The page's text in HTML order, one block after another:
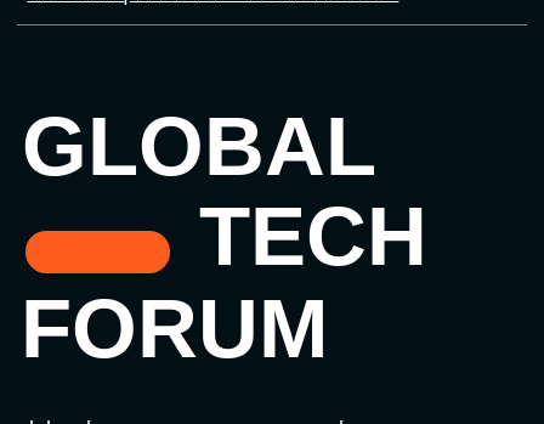
GLOBAL
TECH
FORUM
Цифровая трансформация
и автоматизация бизнеса
ЗАРЕГИСТРИРОВАТЬСЯ